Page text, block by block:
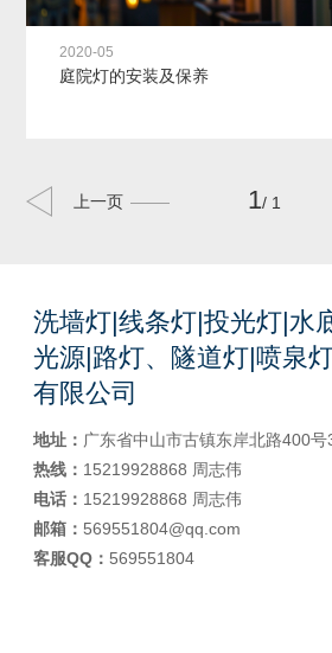
2020-05
庭院灯的安装及保养
上一页 1/ 1
洗墙灯|线条灯|投光灯|水
光源|路灯、隧道灯|喷泉
有限公司
地址： 广东省中山市古镇东岸北路400
热线： 15219928868 周志伟
电话： 15219928868 周志伟
邮箱： 569551804@qq.com
客服QQ： 569551804